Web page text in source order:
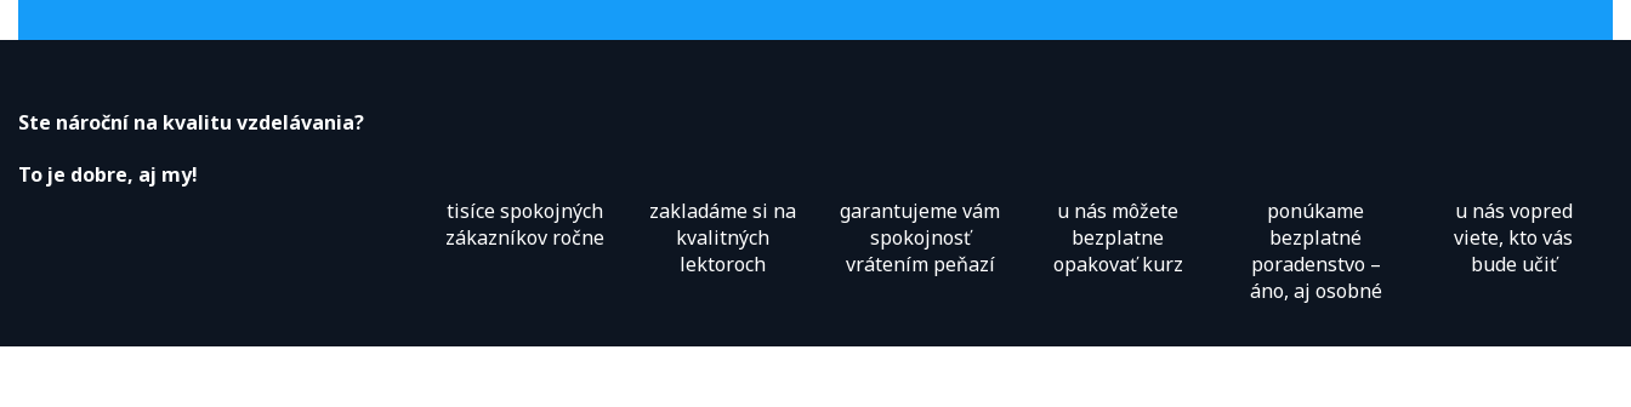
Ste nároční na kvalitu vzdelávania?
To je dobre, aj my!
tisíce spokojných
zákazníkov ročne
zakladáme si na
kvalitných
lektoroch
garantujeme vám
spokojnosť
vrátením peňazí
u nás môžete
bezplatne
opakovať kurz
ponúkame
bezplatné
poradenstvo –
áno, aj osobné
u nás vopred
viete, kto vás
bude učiť